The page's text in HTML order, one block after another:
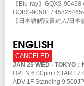
【Blu-ray】GQXS-
GQBS-90501 /
【日本語解説書封入/日本
ENGLISH
CANCELED
JAN 25 WED - TOKYO
OPEN 6:00pm / START
ADV 1F Standing